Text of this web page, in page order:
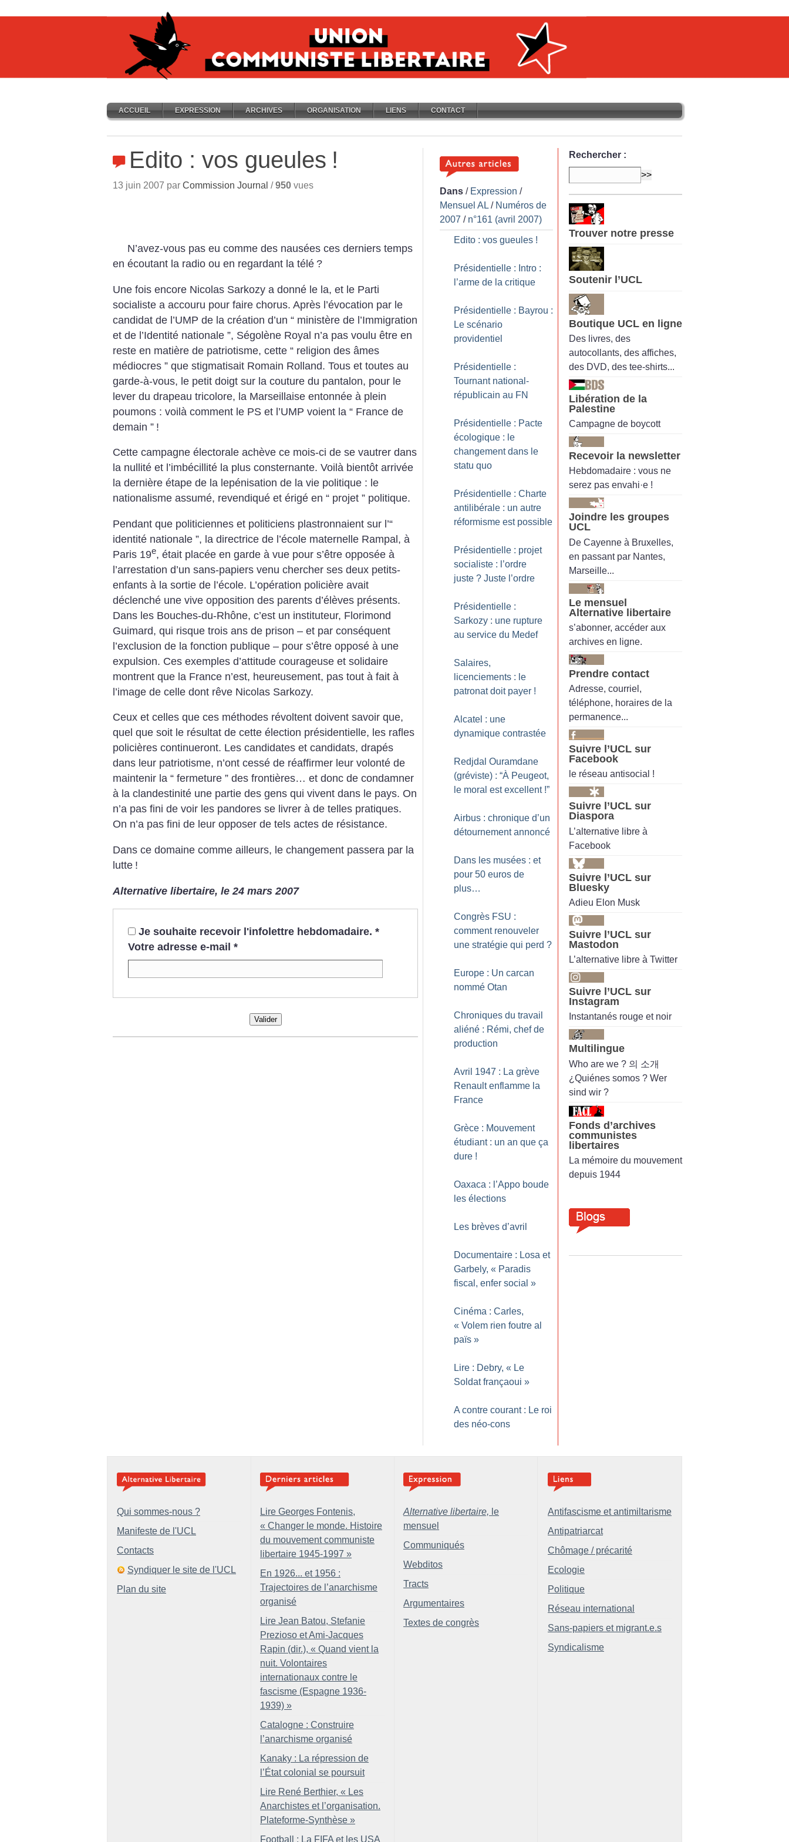
ACCUEIL EXPRESSION ARCHIVES ORGANISATION LIENS CONTACT
Edito : vos gueules !
13 juin 2007 par Commission Journal /950 vues
N’avez-vous pas eu comme des nausées ces derniers temps
en écoutant la radio ou en regardant la télé ?
Une fois encore Nicolas Sarkozy a donné le la, et le Parti
socialiste a accouru pour faire chorus. Après l’évocation par le
candidat de l’UMP de la création d’un “ ministère de l’Immigration
et de l’Identité nationale ”, Ségolène Royal n’a pas voulu être en
reste en matière de patriotisme, cette “ religion des âmes
médiocres ” que stigmatisait Romain Rolland. Tous et toutes au
garde-à-vous, le petit doigt sur la couture du pantalon, pour le
lever du drapeau tricolore, la Marseillaise entonnée à plein
poumons : voilà comment le PS et l’UMP voient la “ France de
demain ” !
Cette campagne électorale achève ce mois-ci de se vautrer dans
la nullité et l’imbécillité la plus consternante. Voilà bientôt arrivée
la dernière étape de la lepénisation de la vie politique : le
nationalisme assumé, revendiqué et érigé en “ projet ” politique.
Pendant que politiciennes et politiciens plastronnaient sur l’“
identité nationale ”, la directrice de l’école maternelle Rampal, à
Paris 19e, était placée en garde à vue pour s’être opposée à
l’arrestation d’un sans-papiers venu chercher ses deux petits-
enfants à la sortie de l’école. L’opération policière avait
déclenché une vive opposition des parents d’élèves présents.
Dans les Bouches-du-Rhône, c’est un instituteur, Florimond
Guimard, qui risque trois ans de prison – et par conséquent
l’exclusion de la fonction publique – pour s’être opposé à une
expulsion. Ces exemples d’attitude courageuse et solidaire
montrent que la France n’est, heureusement, pas tout à fait à
l’image de celle dont rêve Nicolas Sarkozy.
Ceux et celles que ces méthodes révoltent doivent savoir que,
quel que soit le résultat de cette élection présidentielle, les rafles
policières continueront. Les candidates et candidats, drapés
dans leur patriotisme, n’ont cessé de réaffirmer leur volonté de
maintenir la “ fermeture ” des frontières… et donc de condamner
à la clandestinité une partie des gens qui vivent dans le pays. On
n’a pas fini de voir les pandores se livrer à de telles pratiques.
On n’a pas fini de leur opposer de tels actes de résistance.
Dans ce domaine comme ailleurs, le changement passera par la
lutte !
Alternative libertaire, le 24 mars 2007
Je souhaite recevoir l'infolettre hebdomadaire. *
Votre adresse e-mail *
Valider
Dans / Expression /
Mensuel AL / Numéros de
2007 / n°161 (avril 2007)
Edito : vos gueules !
Présidentielle : Intro :
l’arme de la critique
Présidentielle : Bayrou :
Le scénario
providentiel
Présidentielle :
Tournant national-
républicain au FN
Présidentielle : Pacte
écologique : le
changement dans le
statu quo
Présidentielle : Charte
antilibérale : un autre
réformisme est possible
Présidentielle : projet
socialiste : l’ordre
juste ? Juste l’ordre
Présidentielle :
Sarkozy : une rupture
au service du Medef
Salaires,
licenciements : le
patronat doit payer !
Alcatel : une
dynamique contrastée
Redjdal Ouramdane
(gréviste) : “À Peugeot,
le moral est excellent !”
Airbus : chronique d’un
détournement annoncé
Dans les musées : et
pour 50 euros de
plus…
Congrès FSU :
comment renouveler
une stratégie qui perd ?
Europe : Un carcan
nommé Otan
Chroniques du travail
aliéné : Rémi, chef de
production
Avril 1947 : La grève
Renault enflamme la
France
Grèce : Mouvement
étudiant : un an que ça
dure !
Oaxaca : l’Appo boude
les élections
Les brèves d’avril
Documentaire : Losa et
Garbely, « Paradis
fiscal, enfer social »
Cinéma : Carles,
« Volem rien foutre al
païs »
Lire : Debry, « Le
Soldat françaoui »
A contre courant : Le roi
des néo-cons
Rechercher :
Trouver notre presse
Soutenir l’UCL
Boutique UCL en ligne
Des livres, des
autocollants, des affiches,
des DVD, des tee-shirts...
Libération de la
Palestine
Campagne de boycott
Recevoir la newsletter
Hebdomadaire : vous ne
serez pas envahi·e !
Joindre les groupes
UCL
De Cayenne à Bruxelles,
en passant par Nantes,
Marseille...
Le mensuel
Alternative libertaire
s’abonner, accéder aux
archives en ligne.
Prendre contact
Adresse, courriel,
téléphone, horaires de la
permanence...
Suivre l’UCL sur
Facebook
le réseau antisocial !
Suivre l’UCL sur
Diaspora
L’alternative libre à
Facebook
Suivre l’UCL sur
Bluesky
Adieu Elon Musk
Suivre l’UCL sur
Mastodon
L’alternative libre à Twitter
Suivre l’UCL sur
Instagram
Instantanés rouge et noir
Multilingue
Who are we ? 의 소개
¿Quiénes somos ? Wer
sind wir ?
Fonds d’archives
communistes
libertaires
La mémoire du mouvement
depuis 1944
Qui sommes-nous ?
Manifeste de l'UCL
Contacts
Syndiquer le site de l'UCL
Plan du site
Lire Georges Fontenis,
« Changer le monde. Histoire
du mouvement communiste
libertaire 1945-1997 »
En 1926... et 1956 :
Trajectoires de l’anarchisme
organisé
Lire Jean Batou, Stefanie
Prezioso et Ami-Jacques
Rapin (dir.), « Quand vient la
nuit. Volontaires
internationaux contre le
fascisme (Espagne 1936-
1939) »
Catalogne : Construire
l’anarchisme organisé
Kanaky : La répression de
l’État colonial se poursuit
Lire René Berthier, « Les
Anarchistes et l’organisation.
Plateforme-Synthèse »
Football : La FIFA et les USA
Alternative libertaire, le
mensuel
Communiqués
Webditos
Tracts
Argumentaires
Textes de congrès
Antifascisme et antimiltarisme
Antipatriarcat
Chômage / précarité
Ecologie
Politique
Réseau international
Sans-papiers et migrant.e.s
Syndicalisme